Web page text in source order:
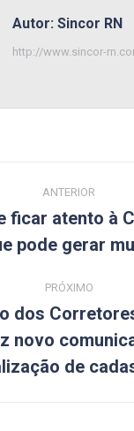
Autor: Sincor RN
http://www.sincor-
ANTERIOR
anterior:
ficar atento à
pode gerar
PRÓXIMO
Próximo
post:
dos
novo
de